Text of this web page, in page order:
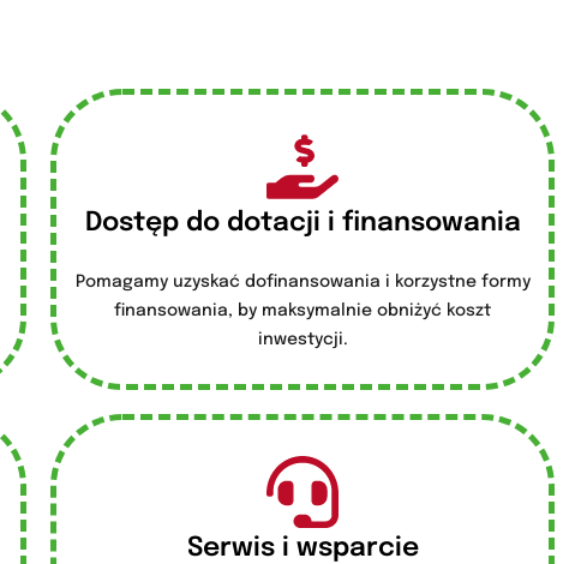
Dostęp do dotacji i finansowania
Pomagamy uzyskać dofinansowania i korzystne formy
finansowania, by maksymalnie obniżyć koszt
inwestycji.
Serwis i wsparcie